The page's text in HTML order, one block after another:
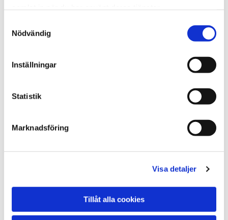
Nödvändig
Inställningar
Statistik
Marknadsföring
Visa detaljer
Tillåt alla cookies
Nyttja ROT avdrag?*
nej
Meddelande